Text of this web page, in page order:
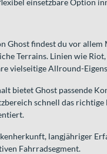
einsetzbare Option
Ghost findest du vor
Terrains. Linien wie
vielseitige Allround-
bietet Ghost passende
schnell das
langjähriger
Fahrradsegment.